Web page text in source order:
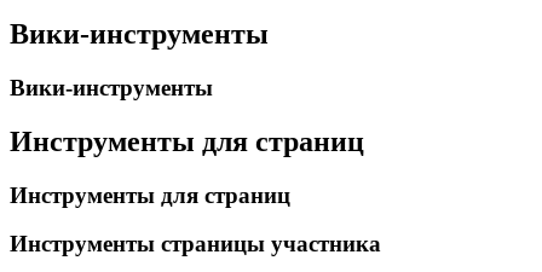
Вики-инструменты
Вики-инструменты
Инструменты для страниц
Инструменты для страниц
Инструменты страницы участника